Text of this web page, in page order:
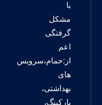
با
مشکل
گرفتگی
اعم
از:حمام،سرویس
های
بهداشتی،
پارکینگ،